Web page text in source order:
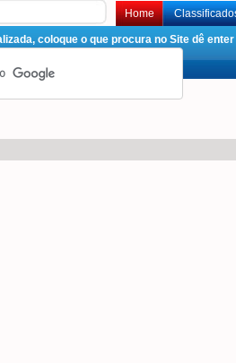
Home
coloque o que procura no Site dê